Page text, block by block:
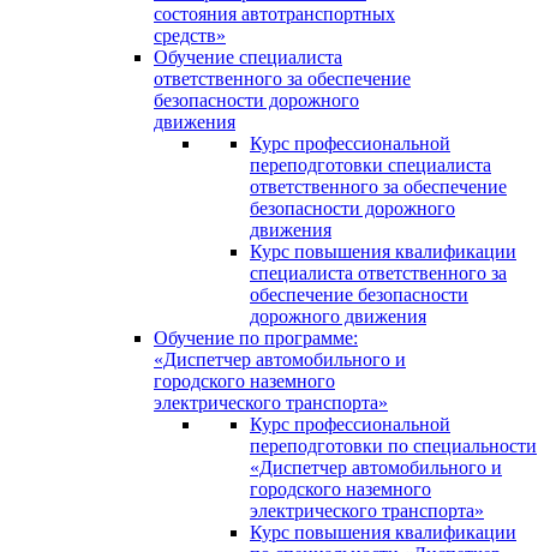
состояния автотранспортных
средств»
Обучение специалиста
ответственного за обеспечение
безопасности дорожного
движения
Курс профессиональной
переподготовки специалиста
ответственного за обеспечение
безопасности дорожного
движения
Курс повышения квалификации
специалиста ответственного за
обеспечение безопасности
дорожного движения
Обучение по программе:
«Диспетчер автомобильного и
городского наземного
электрического транспорта»
Курс профессиональной
переподготовки по специальности
«Диспетчер автомобильного и
городского наземного
электрического транспорта»
Курс повышения квалификации